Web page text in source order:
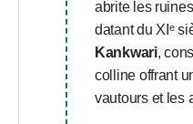
abrite les
datant du XIᵉ
Kankwari,
colline offrant
vautours et les